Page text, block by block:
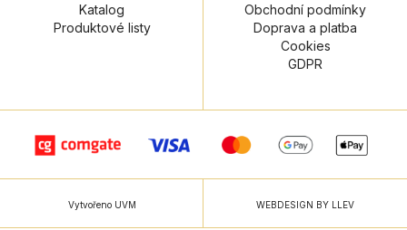
Katalog
Produktové listy
Obchodní podmínky
Doprava a platba
Cookies
GDPR
Vytvořeno UVM WEBDESIGN BY LLEV